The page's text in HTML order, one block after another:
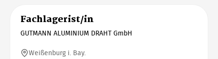
Fachlagerist/in
GUTMANN ALUMINIUM DRAHT GmbH
Weißenburg i. Bay.